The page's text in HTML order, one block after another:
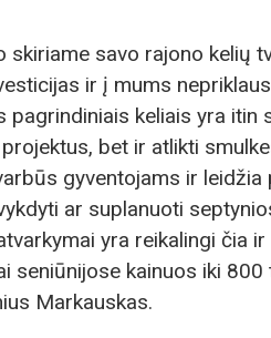
skiriame savo rajono kelių
ir į mums
keliais yra itin
bet ir atlikti
gyventojams ir leidžia
ar suplanuoti
yra reikalingi čia ir
seniūnijose kainuos iki 800
Markauskas.